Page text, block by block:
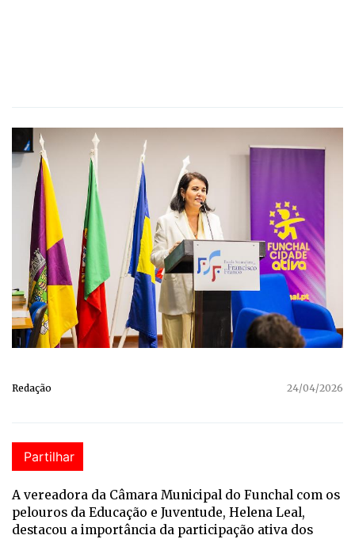
Redação 24/04/2026
Partilhar
A vereadora da Câmara Municipal do Funchal com os
pelouros da Educação e Juventude, Helena Leal,
destacou a importância da participação ativa dos